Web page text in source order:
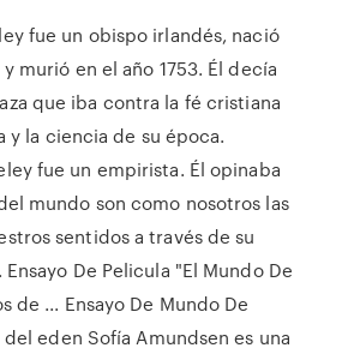
fue un obispo irlandés, nació
murió en el año 1753. Él decía
que iba contra la fé cristiana
y la ciencia de su época.
fue un empirista. Él opinaba
mundo son como nosotros las
sentidos a través de su
De Pelicula "El Mundo De
de ... Ensayo De Mundo De
eden Sofía Amundsen es una